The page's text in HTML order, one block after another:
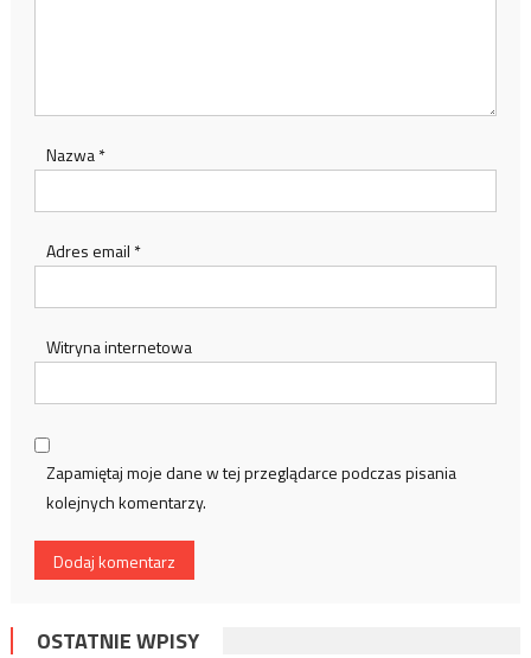
Nazwa*
Adres email *
Witryna internetowa
Zapamiętaj moje dane w tej przeglądarce podczas pisania
kolejnych komentarzy.
OSTATNIE WPISY